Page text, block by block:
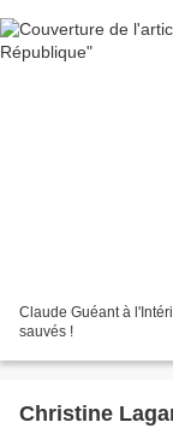
Claude Guéant à
sauvés !
Christine